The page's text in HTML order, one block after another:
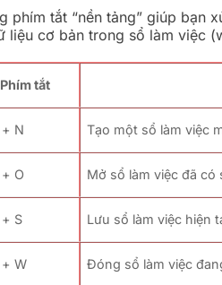
phím tắt “nền tảng” giúp bạn
liệu cơ bản trong sổ làm việc
Phím tắt
N Tạo một sổ làm việc
O Mở sổ làm việc đã có
S Lưu sổ làm việc hiện
W Đóng sổ làm việc